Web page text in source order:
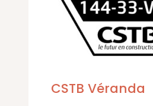
CSTB Véranda